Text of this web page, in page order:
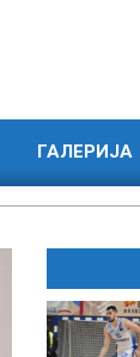
ГАЛЕРИЈА